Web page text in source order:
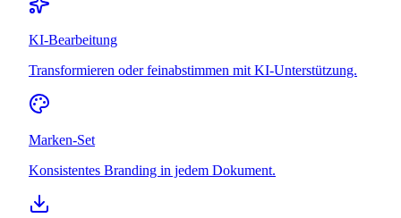
KI-Bearbeitung
Transformieren oder feinabstimmen mit KI-Unterstützung.
Marken-Set
Konsistentes Branding in jedem Dokument.